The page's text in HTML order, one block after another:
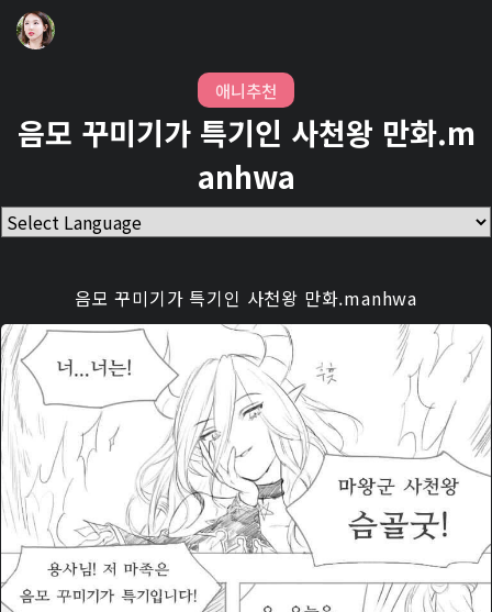
애니추천
음모 꾸미기가 특기인 사천왕 만화.m
anhwa
음모 꾸미기가 특기인 사천왕 만화.manhwa